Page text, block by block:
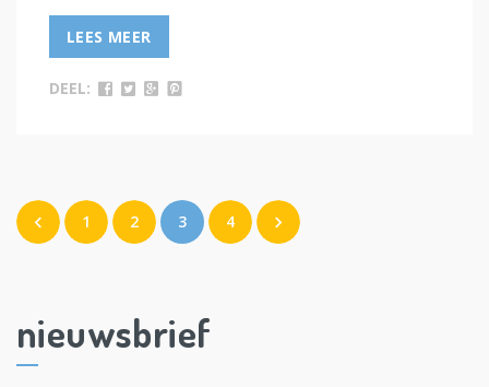
LEES MEER
DEEL:
1 2 3 4
nieuwsbrief